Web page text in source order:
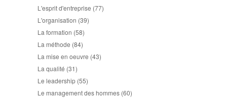
L'esprit d'entreprise (77)
L'organisation (39)
La formation (58)
La méthode (84)
La mise en oeuvre (43)
La qualité (31)
Le leadership (55)
Le management des hommes (60)